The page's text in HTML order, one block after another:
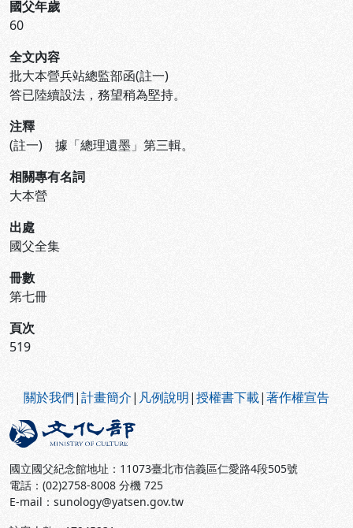
國父年歲
60
全文內容
批大本營兵站總監部函(註一)
答已陸續設法，務望稍為堅持。
注釋
(註一) 據「總理遺墨」第三輯。
相關專有名詞
大本營
出處
國父全集
冊數
第七冊
頁次
519
關於我們|計畫簡介| 凡例說明|授權書下載|著作權宣告
國立國父紀念館地址：11073臺北市信義區仁愛路4段505號
電話：(02)2758-8008 分機 725
E-mail：sunology@yatsen.gov.tw